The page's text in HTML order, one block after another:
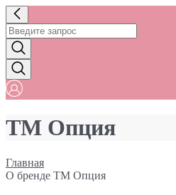
ТМ Опция
Главная
О бренде ТМ Опция